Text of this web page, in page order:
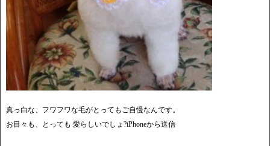
真っ白な、フワフワな毛がとってもご自慢なんです。
お目々も、とっても 愛らしいでしょ?iPhoneから送信